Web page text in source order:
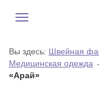
Вы здесь: Швейная
Медицинская одежда
«Арай»